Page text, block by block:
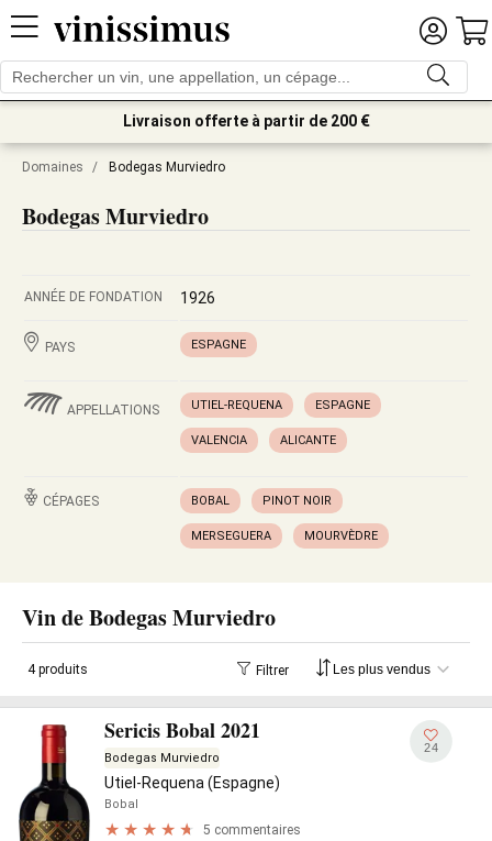
Livraison offerte à partir de 200 €
Domaines / Bodegas Murviedro
Bodegas Murviedro
ANNÉE DE FONDATION 1926
PAYS ESPAGNE
APPELLATIONS UTIEL-REQUENA ESPAGNE
VALENCIA ALICANTE
CÉPAGES BOBAL PINOT NOIR
MERSEGUERA MOURVÈDRE
Vin de Bodegas Murviedro
4 produits Filtrer
Sericis Bobal 2021
Bodegas Murviedro
Utiel-Requena (Espagne)
Bobal
5 commentaires
24